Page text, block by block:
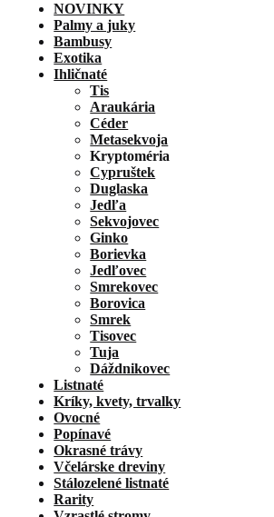
NOVINKY
Palmy a juky
Bambusy
Exotika
Ihličnaté
Tis
Araukária
Céder
Metasekvoja
Kryptoméria
Cypruštek
Duglaska
Jedľa
Sekvojovec
Ginko
Borievka
Jedľovec
Smrekovec
Borovica
Smrek
Tisovec
Tuja
Dáždnikovec
Listnaté
Kríky, kvety, trvalky
Ovocné
Popínavé
Okrasné trávy
Včelárske dreviny
Stálozelené listnaté
Rarity